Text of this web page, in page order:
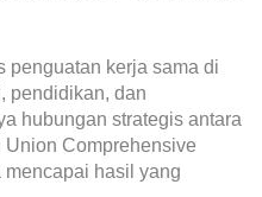
penguatan kerja sama di
pendidikan, dan
hubungan strategis antara
Union Comprehensive
mencapai hasil yang